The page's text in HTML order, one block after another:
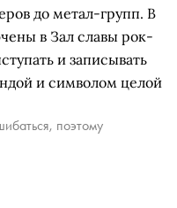
до метал-групп. В
в Зал славы рок-
и записывать
и символом целой
поэтому